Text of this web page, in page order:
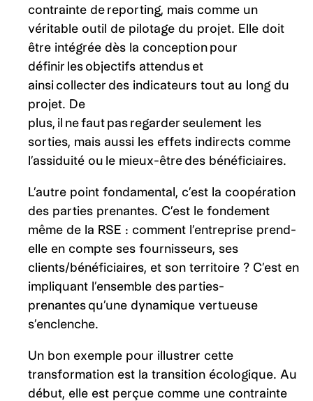
contrainte de reporting, mais comme un
véritable outil de pilotage du projet. Elle doit
être intégrée dès la conception pour
définir les objectifs attendus et
ainsi collecter des indicateurs tout au long du
projet. De
plus, il ne faut pas regarder seulement les
sorties, mais aussi les effets indirects comme
l’assiduité ou le mieux-être des bénéficiaires.
L’autre point fondamental, c’est la coopération
des parties prenantes. C’est le fondement
même de la RSE : comment l’entreprise prend-
elle en compte ses fournisseurs, ses
clients/bénéficiaires, et son territoire ? C’est en
impliquant l’ensemble des parties-
prenantes qu’une dynamique vertueuse
s’enclenche.
Un bon exemple pour illustrer cette
transformation est la transition écologique. Au
début, elle est perçue comme une contrainte